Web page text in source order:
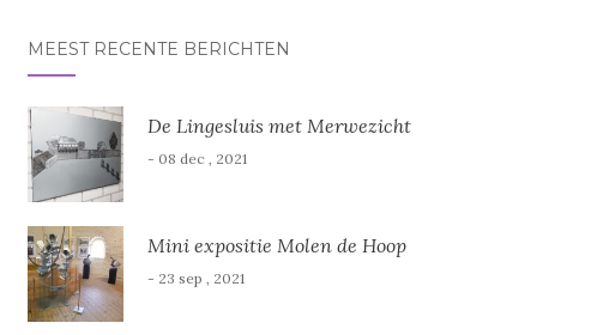
MEEST RECENTE BERICHTEN
De Lingesluis met Merwezicht
- 08 dec , 2021
Mini expositie Molen de Hoop
- 23 sep , 2021